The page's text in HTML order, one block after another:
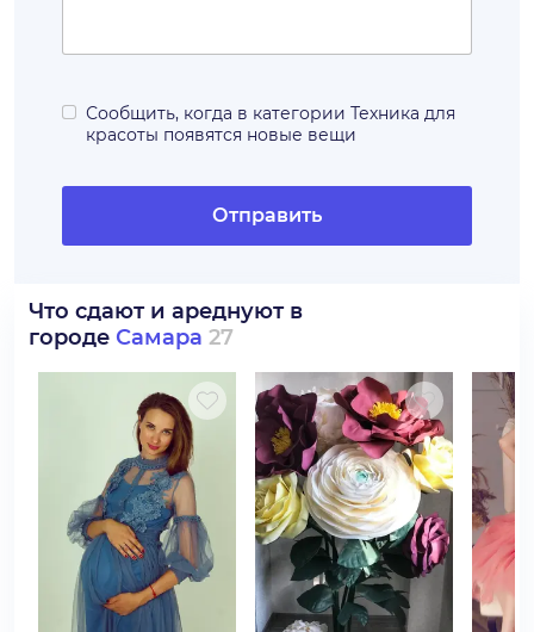
Сообщить, когда в категории Техника для
красоты появятся новые вещи
Отправить
Что сдают и ареднуют в
городе Самара 27